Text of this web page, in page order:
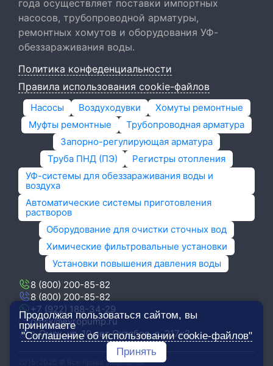
года осуществляет поставки импортных
насосов, трубопроводной арматуры,
ремонтных хомутов и оборудования УФ-
обеззараживания воды.
Политика конфеденциальности
Правила использования cookie-файлов
Насосы Воздуходувки
Хомуты ремонтные
Муфты ремонтные
Трубопроводная арматура
Запорно-регулирующая арматура
Труба ПНД (ПЭ)
Регистры отопления
УФ-системы для обеззараживания воды и
воздуха
Автоматические системы приготовления
растворов
Оборудование для очистки сточных вод
Химические фильтровальные установки
Установки повышения давления воды
8 (800) 200-85-82
8 (800) 200-85-82
+7 (922) 188-34-29
omsk@evropump.ru
г. Омск, ул. 10 лет Октября, д. 217к2
2015-2025 © Все права защищены.
Продолжая пользоваться сайтом, вы
принимаете
"Соглашение об использовании cookie-файлов"
Принять